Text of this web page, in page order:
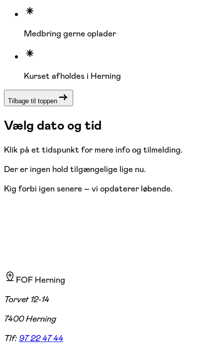
Medbring gerne oplader
Kurset afholdes i Herning
Tilbage til toppen
Vælg dato og tid
Klik på et tidspunkt for mere info og tilmelding.
Der er ingen hold tilgængelige lige nu.
Kig forbi igen senere – vi opdaterer løbende.
FOF Herning
Torvet 12-14
7400 Herning
Tlf:97 22 47 44